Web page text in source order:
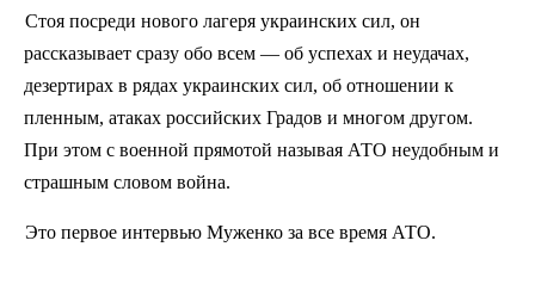
Стоя посреди нового лагеря украинских сил, он
рассказывает сразу обо всем — об успехах и неудачах,
дезертирах в рядах украинских сил, об отношении к
пленным, атаках российских Градов и многом другом.
При этом с военной прямотой называя АТО неудобным и
страшным словом война.
Это первое интервью Муженко за все время АТО.